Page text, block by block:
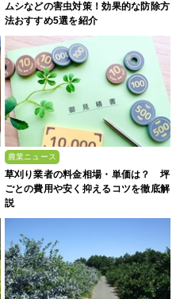
ムシなどの害虫対策！効果的な防除方
法おすすめ5選を紹介
農業ニュース
草刈り業者の料金相場・単価は？ 坪
ごとの費用や安く抑えるコツを徹底解
説